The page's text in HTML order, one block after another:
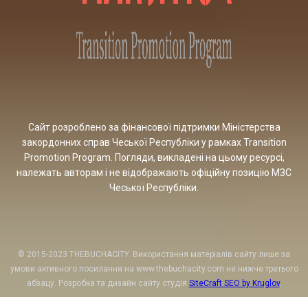
Сайт розроблено за фінансової підтримки Міністерства
закордонних справ Чеської Республіки у рамках Transition
Promotion Program. Погляди, викладені на цьому ресурсі,
належать авторам і не відображають офіційну позицію МЗС
Чеської Республіки.
© 2015-2023 THEBUCHACITY. Використання матеріалів сайту лише за
умови активного посилання на www.thebuchacity.com не нижче третього
абзацу. Розробка та дизайн сайту студія SiteCraft SEO by Kruglov.